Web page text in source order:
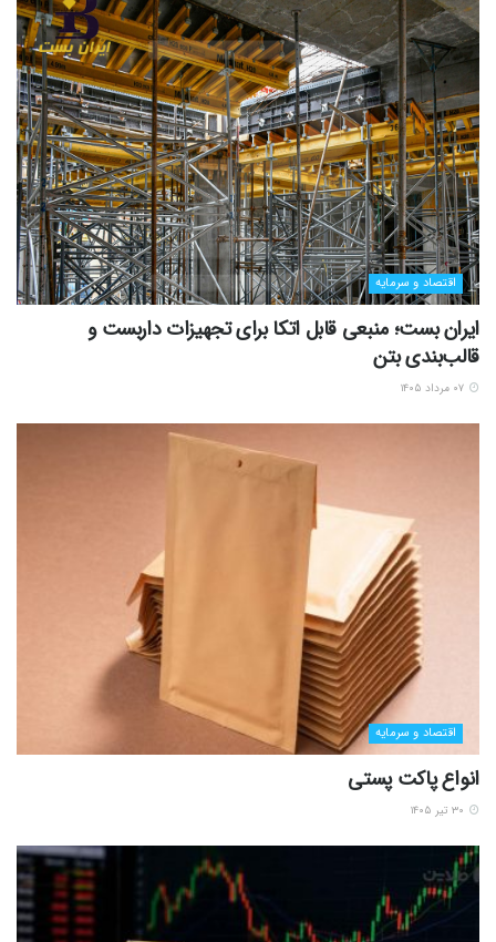
اقتصاد و سرمایه
ایران بست؛ منبعی قابل اتکا برای تجهیزات داربست و
قالب‌بندی بتن
اقتصاد و سرمایه
انواع پاکت پستی